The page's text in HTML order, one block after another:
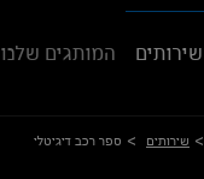
שירותים המותגים שלנו
> שירותים > ספר רכב דיגיטלי